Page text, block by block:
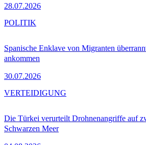
28.07.2026
Spanische Enklave von Migranten
ankommen
30.07.2026
POLITIK
Die Türkei verurteilt Drohnenangriffe auf
Schwarzen Meer
VERTEIDIGUNG